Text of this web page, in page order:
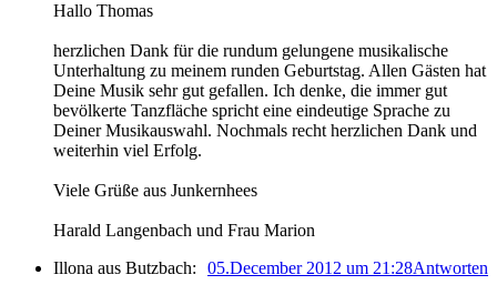
Hallo Thomas
herzlichen Dank für die rundum gelungene musikalische
Unterhaltung zu meinem runden Geburtstag. Allen Gästen hat
Deine Musik sehr gut gefallen. Ich denke, die immer gut
bevölkerte Tanzfläche spricht eine eindeutige Sprache zu
Deiner Musikauswahl. Nochmals recht herzlichen Dank und
weiterhin viel Erfolg.
Viele Grüße aus Junkernhees
Harald Langenbach und Frau Marion
Illona aus Butzbach:
Antworten
05.December 2012 um 21:28